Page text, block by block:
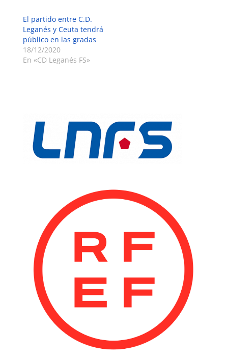
El partido entre C.D.
Leganés y Ceuta tendrá
público en las gradas
18/12/2020
En «CD Leganés FS»